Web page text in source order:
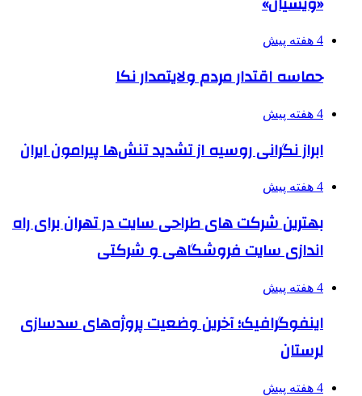
4 هفته پیش
حماسه اقتدار مردم ولایتمدار نکا
4 هفته پیش
ابراز نگرانی روسیه از تشدید تنش‌ها پیرامون ایران
4 هفته پیش
بهترین شرکت های طراحی سایت در تهران برای راه
اندازی سایت فروشگاهی و شرکتی
4 هفته پیش
اینفوگرافیک؛ آخرین وضعیت پروژه‌های سدسازی
لرستان
4 هفته پیش